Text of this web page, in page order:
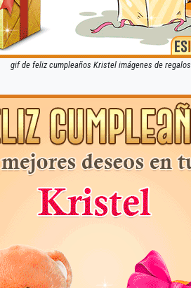
gif de feliz cumpleaños Kristel imágenes de regalos